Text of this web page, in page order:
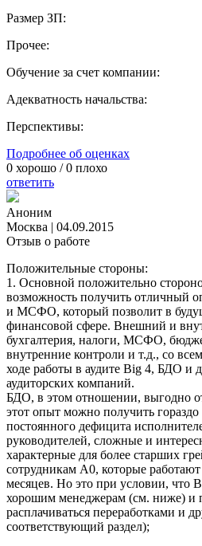
Размер ЗП:
Прочее:
Обучение за счет компании:
Адекватность начальства:
Перспективы:
Подробнее об оценках
0 хорошо /0 плохо
ответить
Аноним
Москва | 04.09.2015
Отзыв о работе
Положительные стороны:
1. Основной положительно
возможность получить отличный
и МСФО, который позволит в
финансовой сфере. Внешний и
бухгалтерия, налоги, МСФО,
внутренние контроли и т.д., со
ходе работы в аудите Big 4, БДО и
аудиторских компаний.
БДО, в этом отношении, выгодно
этот опыт можно получить гораздо
постоянного дефицита
руководителей, сложные и
характерные для более старших
сотрудникам А0, которые
месяцев. Но это при условии, что
хорошим менеджерам (см. ниже) и
расплачиваться переработками и
соответствующий раздел);